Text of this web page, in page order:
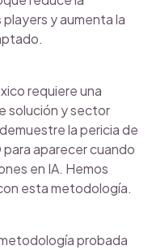
y aumenta la
requiere una
solución y sector
la pericia de
para aparecer cuando
en IA. Hemos
esta metodología.
probada